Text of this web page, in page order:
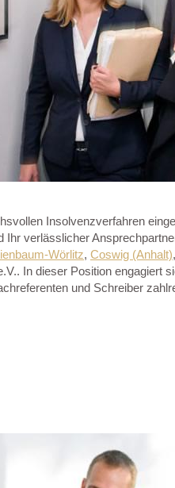
Insolvenzverfahren
verlässlicher
Wörlitz, Coswig (Anhalt)
In dieser Position engagiert
und Schreiber